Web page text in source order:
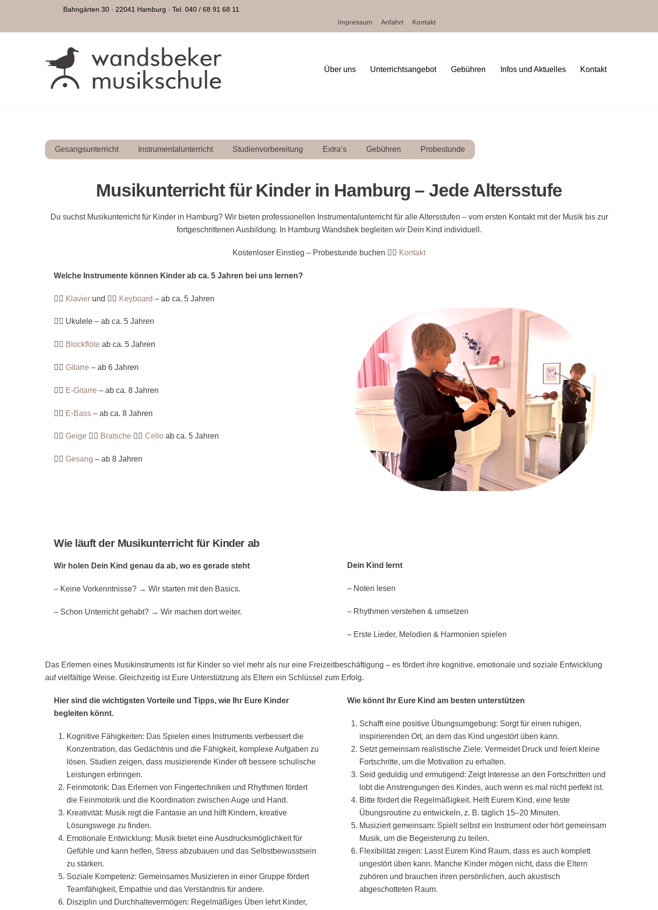
content
Bahngärten 30 · 22041 Hamburg · Tel. 040 / 68 91 68 11
Impressum
Anfahrt Kontakt
Über uns Unterrichtsangebot Gebühren Infos und Aktuelles Kontakt
Gesangsunterricht Instrumentalunterricht Studienvorbereitung Extra’s Gebühren Probestunde
Musikunterricht für Kinder in Hamburg – Jede Altersstufe
Du suchst Musikunterricht für Kinder in Hamburg? Wir bieten professionellen Instrumentalunterricht für alle Altersstufen – vom ersten Kontakt mit der Musik bis zur
fortgeschrittenen Ausbildung. In Hamburg Wandsbek begleiten wir Dein Kind individuell.
Kostenloser Einstieg – Probestunde buchen 👉🏼 Kontakt
Welche Instrumente können Kinder ab ca. 5 Jahren bei uns lernen?
👉🏼 Klavierund 👉🏼 Keyboard – ab ca. 5 Jahren
👉🏼 Ukulele – ab ca. 5 Jahren
👉🏼 Blockflöteab ca. 5 Jahren
👉🏼 Gitarre– ab 6 Jahren
👉🏼 E-Gitarre– ab ca. 8 Jahren
👉🏼 E-Bass– ab ca. 8 Jahren
👉🏼 Geige👉🏼 Bratsche👉🏼 Celloab ca. 5 Jahren
👉🏼 Gesang – ab 8 Jahren
Wie läuft der Musikunterricht für Kinder ab
Wir holen Dein Kind genau da ab, wo es gerade steht
– Keine Vorkenntnisse? → Wir starten mit den Basics.
– Schon Unterricht gehabt? → Wir machen dort weiter.
Dein Kind lernt
– Noten lesen
– Rhythmen verstehen & umsetzen
– Erste Lieder, Melodien & Harmonien spielen
Das Erlernen eines Musikinstruments ist für Kinder so viel mehr als nur eine Freizeitbeschäftigung – es fördert ihre kognitive, emotionale und soziale Entwicklung
auf vielfältige Weise. Gleichzeitig ist Eure Unterstützung als Eltern ein Schlüssel zum Erfolg.
Hier sind die wichtigsten Vorteile und Tipps, wie Ihr Eure Kinder
begleiten könnt.
Kognitive Fähigkeiten: Das Spielen eines Instruments verbessert die
Konzentration, das Gedächtnis und die Fähigkeit, komplexe Aufgaben zu
lösen. Studien zeigen, dass musizierende Kinder oft bessere schulische
Leistungen erbringen.
Feinmotorik: Das Erlernen von Fingertechniken und Rhythmen fördert
die Feinmotorik und die Koordination zwischen Auge und Hand.
Kreativität: Musik regt die Fantasie an und hilft Kindern, kreative
Lösungswege zu finden.
Emotionale Entwicklung: Musik bietet eine Ausdrucksmöglichkeit für
Gefühle und kann helfen, Stress abzubauen und das Selbstbewusstsein
zu stärken.
Soziale Kompetenz: Gemeinsames Musizieren in einer Gruppe fördert
Teamfähigkeit, Empathie und das Verständnis für andere.
Disziplin und Durchhaltevermögen: Regelmäßiges Üben lehrt Kinder,
Wie könnt Ihr Eure Kind am besten unterstützen
Schafft eine positive Übungsumgebung: Sorgt für einen ruhigen,
inspirierenden Ort, an dem das Kind ungestört üben kann.
Setzt gemeinsam realistische Ziele: Vermeidet Druck und feiert kleine
Fortschritte, um die Motivation zu erhalten.
Seid geduldig und ermutigend: Zeigt Interesse an den Fortschritten und
lobt die Anstrengungen des Kindes, auch wenn es mal nicht perfekt ist.
Bitte fördert die Regelmäßigkeit. Helft Eurem Kind, eine feste
Übungsroutine zu entwickeln, z. B. täglich 15–20 Minuten.
Musiziert gemeinsam: Spielt selbst ein Instrument oder hört gemeinsam
Musik, um die Begeisterung zu teilen.
Flexibilität zeigen: Lasst Eurem Kind Raum, dass es auch komplett
ungestört üben kann. Manche Kinder mögen nicht, dass die Eltern
zuhören und brauchen ihren persönlichen, auch akustisch
abgeschotteten Raum.